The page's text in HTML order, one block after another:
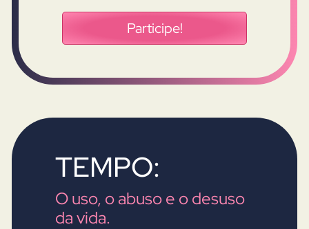
Participe!
TEMPO:
O uso, o abuso e o desuso
da vida.